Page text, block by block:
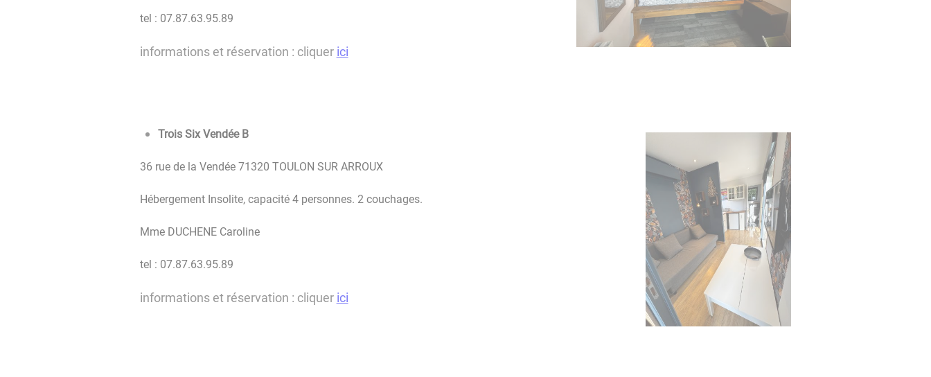
tel : 07.87.63.95.89
informations et réservation : cliquer ici
Trois Six Vendée B
36 rue de la Vendée 71320 TOULON SUR ARROUX​​​​​​​
Hébergement Insolite, capacité 4 personnes. 2 couchages.
Mme DUCHENE Caroline
tel : 07.87.63.95.89
informations et réservation : cliquer ici